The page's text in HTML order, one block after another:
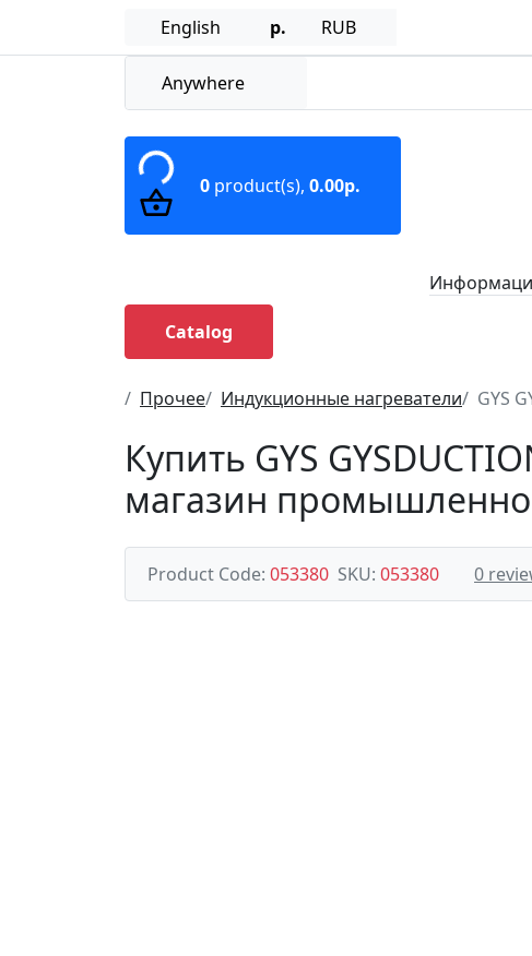
English р. RUB
Anywhere
0 product(s), 0.00р.
Catalog
Прочее Индукционные нагреватели GYS
Купить GYS
магазин
Product Code: 053380 SKU: 053380 0